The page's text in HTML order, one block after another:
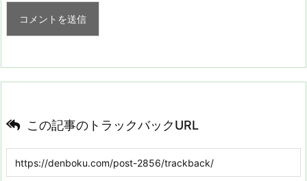
この記事のトラックバックURL